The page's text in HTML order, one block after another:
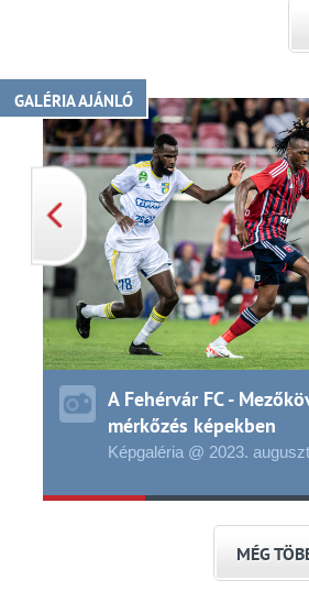
GALÉRIA AJÁNLÓ
A Fehérvár FC -
mérkőzés képekben
Képgaléria @ 2023.
MÉG